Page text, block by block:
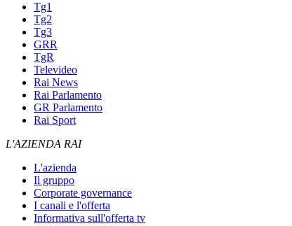
Tg1
Tg2
Tg3
GRR
TgR
Televideo
Rai News
Rai Parlamento
GR Parlamento
Rai Sport
L'AZIENDA RAI
L'azienda
Il gruppo
Corporate governance
I canali e l'offerta
Informativa sull'offerta tv